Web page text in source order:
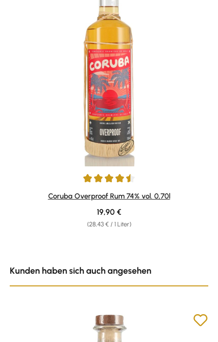
Durchschnittliche Bewertung von 4.57 von 5 Sternen
Coruba Overproof Rum 74% vol. 0,70l
(28,43 € / 1 Liter)
Regulärer Preis:
19,90 €
Kunden haben sich auch angesehen